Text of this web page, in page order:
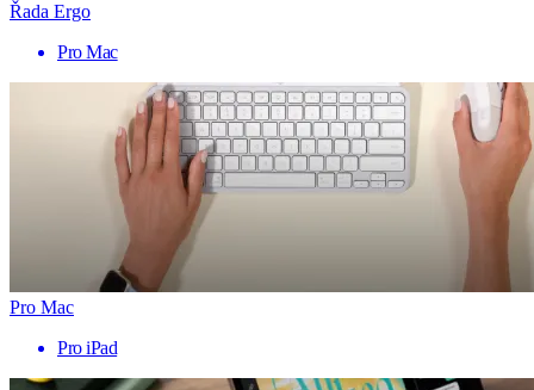
Řada Ergo
Pro Mac
Pro Mac
Pro iPad